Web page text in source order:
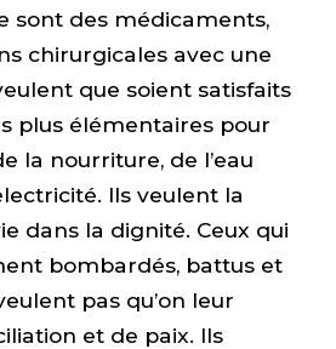
sont des médicaments,
chirurgicales avec une
que soient satisfaits
plus élémentaires pour
la nourriture, de l’eau
Ils veulent la
dans la dignité. Ceux qui
bombardés, battus et
pas qu’on leur
et de paix. Ils